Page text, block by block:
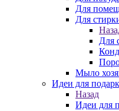
Для
Для
Для
Мыло
Идеи для
Назад
Идеи для